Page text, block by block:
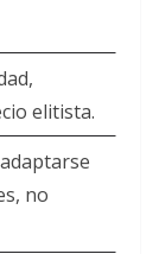
elitista.
no